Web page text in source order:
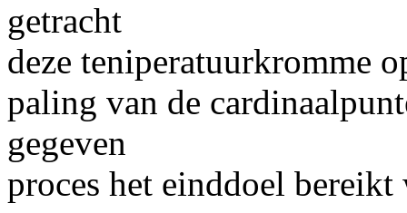
getracht
deze teniperatuurkromme
paling van de
gegeven
proces het einddoel bereikt